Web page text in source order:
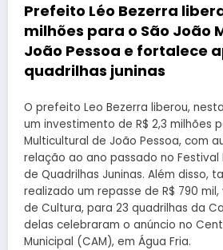
Prefeito Léo Bezerra
milhões para o São João
João Pessoa e fortalece
quadrilhas juninas
O prefeito Leo Bezerra liberou,
um investimento de R$ 2,3 milhões
Multicultural de João Pessoa, com
relação ao ano passado no Festival
de Quadrilhas Juninas. Além disso,
realizado um repasse de R$ 790 mil,
de Cultura, para 23 quadrilhas da
delas celebraram o anúncio no
Municipal (CAM), em Água Fria.